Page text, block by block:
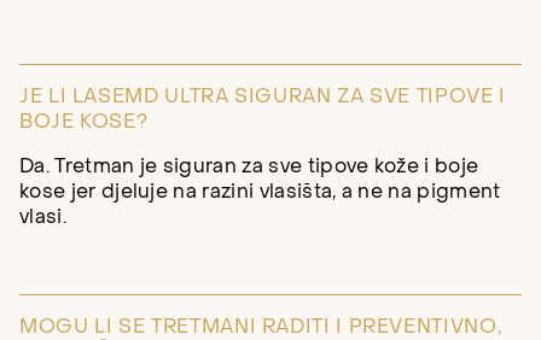
JE LI LASEMD ULTRA SIGURAN ZA SVE TIPOVE I
BOJE KOSE?
Da. Tretman je siguran za sve tipove kože i boje
kose jer djeluje na razini vlasišta, a ne na pigment
vlasi.
MOGU LI SE TRETMANI RADITI I PREVENTIVNO,